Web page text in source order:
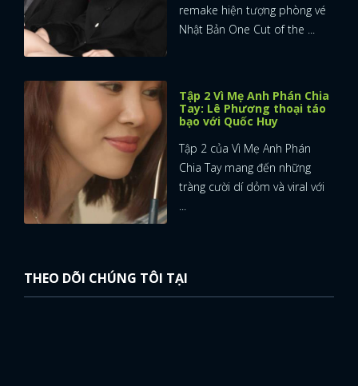
remake hiện tượng phòng vé
Nhật Bản One Cut of the ...
Tập 2 Vì Mẹ Anh Phán Chia
Tay: Lê Phương thoại táo
bạo với Quốc Huy
Tập 2 của Vì Mẹ Anh Phán
Chia Tay mang đến những
tràng cười dí dỏm và viral với
...
THEO DÕI CHÚNG TÔI TẠI